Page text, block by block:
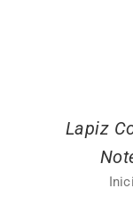
Lapiz